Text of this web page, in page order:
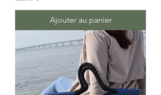
Ajouter au panier